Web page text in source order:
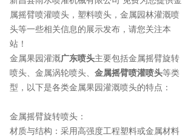
属摇臂喷灌喷头 ，塑料喷头，金属园林灌溉喷
头等一些相关信息的展示发布，请您关注本
站！
金属果园灌溉广东喷头主要包括金属摇臂旋转
喷头、金属涡轮喷头、 金属摇臂喷灌喷头等类
型，以下是各类金属果园灌溉喷头的特点：
金属摇臂旋转喷头：
材质与结构：采用高强度工程塑料或金属材料